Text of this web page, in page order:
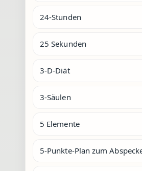
24-Stunden
25 Sekunden
3-D-Diät
3-Säulen
5 Elemente
5-Punkte-Plan zum